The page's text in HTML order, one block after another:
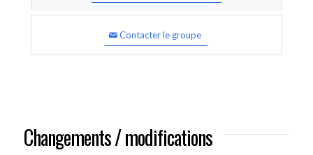
Contacter le groupe
Changements / modifications